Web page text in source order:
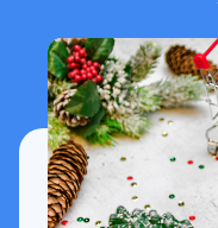
聯絡我們